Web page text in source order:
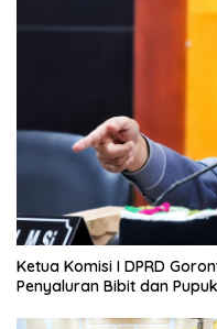
Ketua Komisi I DPRD
Penyaluran Bibit dan